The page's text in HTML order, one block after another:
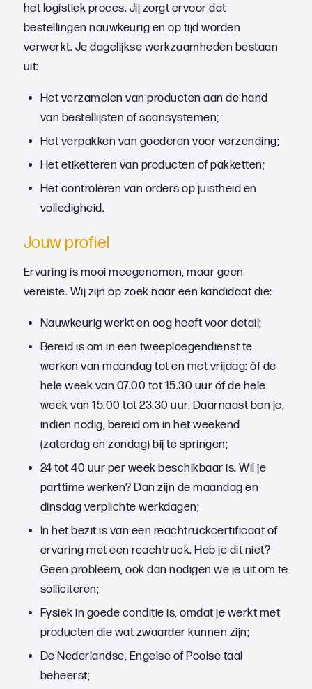
het logistiek proces. Jij zorgt ervoor dat
bestellingen nauwkeurig en op tijd worden
verwerkt. Je dagelijkse werkzaamheden bestaan
uit:
Het verzamelen van producten aan de hand
van bestellijsten of scansystemen;
Het verpakken van goederen voor verzending;
Het etiketteren van producten of pakketten;
Het controleren van orders op juistheid en
volledigheid.
Jouw profiel
Ervaring is mooi meegenomen, maar geen
vereiste. Wij zijn op zoek naar een kandidaat die:
Nauwkeurig werkt en oog heeft voor detail;
Bereid is om in een tweeploegendienst te
werken van maandag tot en met vrijdag: óf de
hele week van 07.00 tot 15.30 uur óf de hele
week van 15.00 tot 23.30 uur. Daarnaast ben je,
indien nodig, bereid om in het weekend
(zaterdag en zondag) bij te springen;
24 tot 40 uur per week beschikbaar is. Wil je
parttime werken? Dan zijn de maandag en
dinsdag verplichte werkdagen;
In het bezit is van een reachtruckcertificaat of
ervaring met een reachtruck. Heb je dit niet?
Geen probleem, ook dan nodigen we je uit om te
solliciteren;
Fysiek in goede conditie is, omdat je werkt met
producten die wat zwaarder kunnen zijn;
De Nederlandse, Engelse of Poolse taal
beheerst;